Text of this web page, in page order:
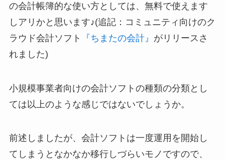
の会計帳簿的な使い方としては、無料で使えます
しアリかと思います♪(追記：コミュニティ向けのク
ラウド会計ソフト
『ちまたの会計』 がリリースさ
れました)
小規模事業者向けの会計ソフトの種類の分類とし
ては以上のような感じではないでしょうか。
前述しましたが、会計ソフトは一度運用を開始し
てしまうとなかなか移行しづらいモノですので、